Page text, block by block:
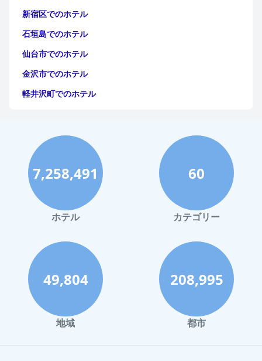
新宿区でのホテル
石垣島でのホテル
仙台市でのホテル
金沢市でのホテル
軽井沢町でのホテル
神戸市でのホテル
宮古島でのホテル
函館市でのホテル
ハワイイでのホテル
鎌倉市でのホテル
長崎市でのホテル
奄美市でのホテル
小豆島町でのホテル
千葉市でのホテル
7,258,491
ホテル
60
カテゴリー
49,804
地域
208,995
都市